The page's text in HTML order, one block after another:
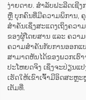
ງ່າຍດາຍ. ສຳລັບຟະລີດເຊີ
ຫຼື ບຸກຄົນທີ່ມີຄວາມພິການ,
ສຳຄັນເຊິ່ງສະແດງເຖິງຄວ
ຂອງຜູ້ໂດຍສານ ແລະ ຄວາມ
ຄວາມສຳຄັນກັບການອອກແ
ສາມາດຫັນໄດ້ຂອງພວກເຮົ
ປະໂຫຍດຈິງ ເຊິ່ງຈະປ່ຽນ
ເຮັດໃຫ້ເຂົາເຈົ້າມີອິດສະຫຼ
ເຕັມທີ່.